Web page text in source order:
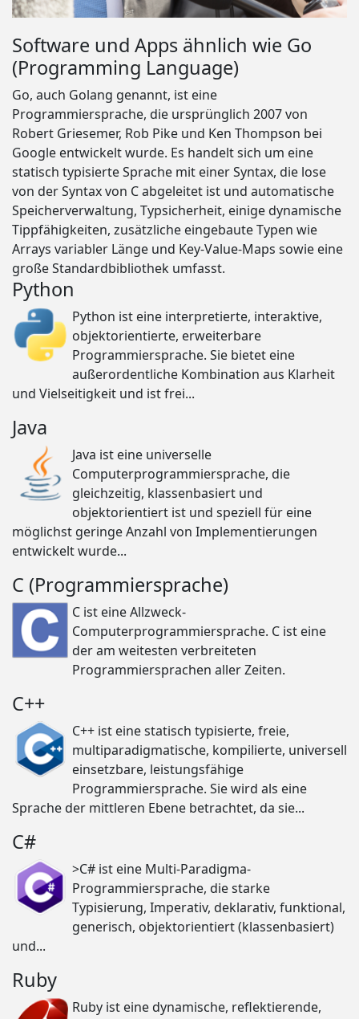
Software und Apps ähnlich wie Go
(Programming Language)
Go, auch Golang genannt, ist eine
Programmiersprache, die ursprünglich 2007 von
Robert Griesemer, Rob Pike und Ken Thompson bei
Google entwickelt wurde. Es handelt sich um eine
statisch typisierte Sprache mit einer Syntax, die lose
von der Syntax von C abgeleitet ist und automatische
Speicherverwaltung, Typsicherheit, einige dynamische
Tippfähigkeiten, zusätzliche eingebaute Typen wie
Arrays variabler Länge und Key-Value-Maps sowie eine
große Standardbibliothek umfasst.
Python
Python ist eine interpretierte, interaktive,
objektorientierte, erweiterbare
Programmiersprache. Sie bietet eine
außerordentliche Kombination aus Klarheit
und Vielseitigkeit und ist frei...
Java
Java ist eine universelle
Computerprogrammiersprache, die
gleichzeitig, klassenbasiert und
objektorientiert ist und speziell für eine
möglichst geringe Anzahl von Implementierungen
entwickelt wurde...
C (Programmiersprache)
C ist eine Allzweck-
Computerprogrammiersprache. C ist eine
der am weitesten verbreiteten
Programmiersprachen aller Zeiten.
C++
C++ ist eine statisch typisierte, freie,
multiparadigmatische, kompilierte, universell
einsetzbare, leistungsfähige
Programmiersprache. Sie wird als eine
Sprache der mittleren Ebene betrachtet, da sie...
C#
>C# ist eine Multi-Paradigma-
Programmiersprache, die starke
Typisierung, Imperativ, deklarativ, funktional,
generisch, objektorientiert (klassenbasiert)
und...
Ruby
Ruby ist eine dynamische, reflektierende,